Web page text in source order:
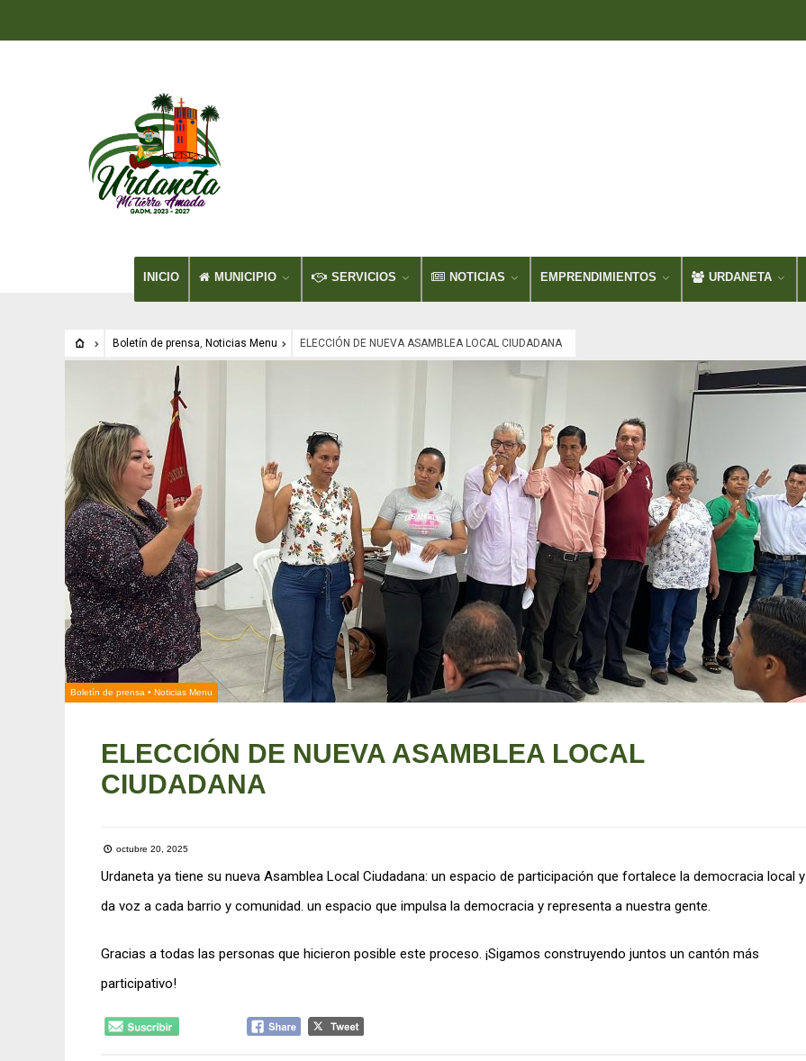
INICIO MUNICIPIO SERVICIOS NOTICIAS EMPRENDIMIENTOS URDANETA
Boletín de prensa, Noticias Menu ELECCIÓN DE NUEVA ASAMBLEA LOCAL CIUDADANA
Boletín de prensa • Noticias Menu
ELECCIÓN DE NUEVA ASAMBLEA LOCAL
CIUDADANA
octubre 20, 2025
Urdaneta ya tiene su nueva Asamblea Local Ciudadana: un espacio de participación que fortalece la democracia local y
da voz a cada barrio y comunidad. un espacio que impulsa la democracia y representa a nuestra gente.
Gracias a todas las personas que hicieron posible este proceso. ¡Sigamos construyendo juntos un cantón más
participativo!